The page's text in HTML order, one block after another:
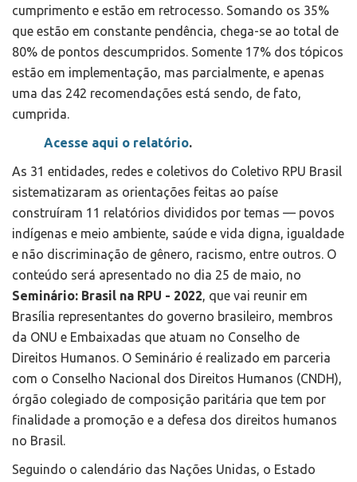
cumprimento e estão em retrocesso. Somando os 35%
que estão em constante pendência, chega-se ao total de
80% de pontos descumpridos. Somente 17% dos tópicos
estão em implementação, mas parcialmente, e apenas
uma das 242 recomendações está sendo, de fato,
cumprida.
Acesse aqui o relatório.
As 31 entidades, redes e coletivos do Coletivo RPU Brasil
sistematizaram as orientações feitas ao paíse
construíram 11 relatórios divididos por temas — povos
indígenas e meio ambiente, saúde e vida digna, igualdade
e não discriminação de gênero, racismo, entre outros. O
conteúdo será apresentado no dia 25 de maio, no
Seminário: Brasil na RPU - 2022, que vai reunir em
Brasília representantes do governo brasileiro, membros
da ONU e Embaixadas que atuam no Conselho de
Direitos Humanos. O Seminário é realizado em parceria
com o Conselho Nacional dos Direitos Humanos (CNDH),
órgão colegiado de composição paritária que tem por
finalidade a promoção e a defesa dos direitos humanos
no Brasil.
Seguindo o calendário das Nações Unidas, o Estado